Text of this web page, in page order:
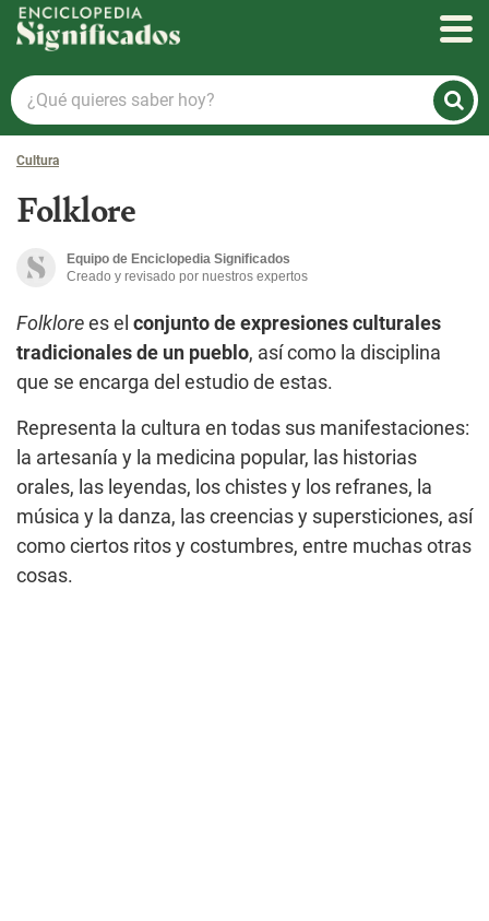
Enciclopedia Significados
¿Qué
quieres
saber
hoy?
Cultura
Folklore
Equipo de Enciclopedia Significados
Creado y revisado por nuestros expertos
Folklore es el conjunto de expresiones culturales
tradicionales de un pueblo, así como la disciplina
que se encarga del estudio de estas.
Representa la cultura en todas sus manifestaciones:
la artesanía y la medicina popular, las historias
orales, las leyendas, los chistes y los refranes, la
música y la danza, las creencias y supersticiones, así
como ciertos ritos y costumbres, entre muchas otras
cosas.